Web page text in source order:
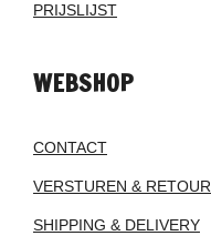
PRIJSLIJST
WEBSHOP
CONTACT
VERSTUREN & RETOUR
SHIPPING & DELIVERY